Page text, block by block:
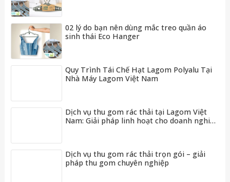
02 lý do bạn nên dùng mắc treo quần áo
sinh thái Eco Hanger
Quy Trình Tái Chế Hạt Lagom Polyalu Tại
Nhà Máy Lagom Việt Nam
Dịch vụ thu gom rác thải tại Lagom Việt
Nam: Giải pháp linh hoạt cho doanh nghiệp
Dịch vụ thu gom rác thải trọn gói – giải
pháp thu gom chuyên nghiệp